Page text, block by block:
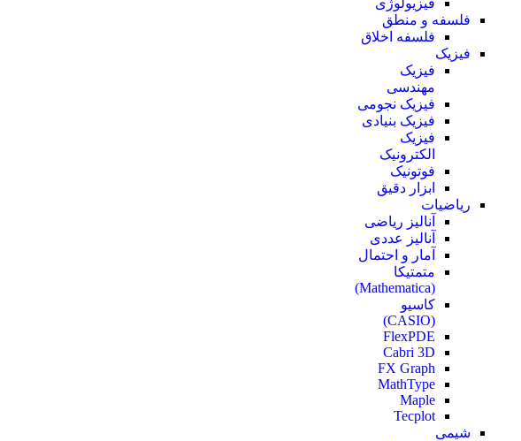
فیزیولوژی
فلسفه و منطق
فلسفه اخلاق
فیزیک
فیزیک
مهندسی
فیزیک نجومی
فیزیک بنیادی
فیزیک
الکترونیک
فوتونیک
ابزار دقیق
ریاضیات
آنالیز ریاضی
آنالیز عددی
آمار و احتمال
متمتیکا
(Mathematica)
کاسیو
(CASIO)
FlexPDE
Cabri 3D
FX Graph
MathType
Maple
Tecplot
شیمی